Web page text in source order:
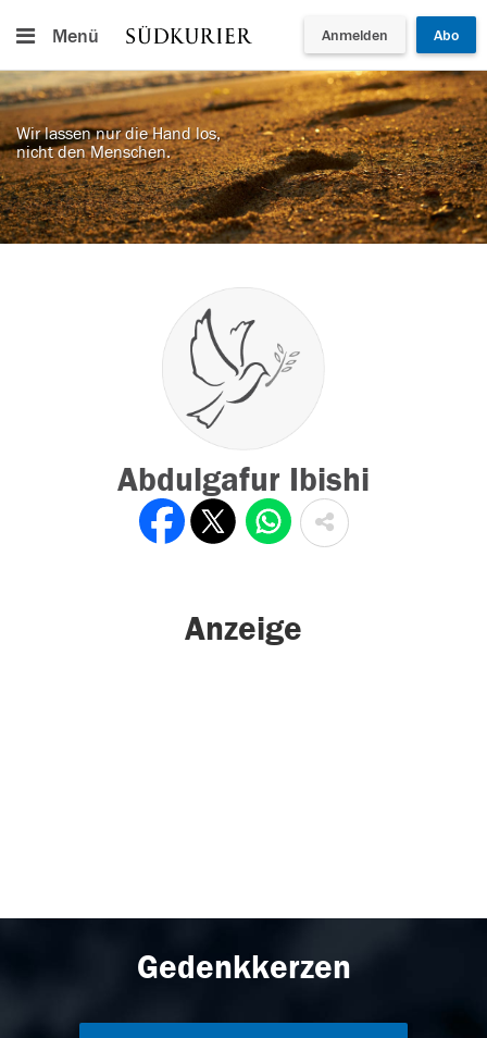
Menü Anmelden Abo
Wir lassen nur die Hand los,
nicht den Menschen.
Abdulgafur Ibishi
Anzeige
Gedenkkerzen